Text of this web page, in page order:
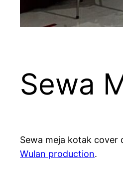
Sewa
Sewa meja kotak cover
Wulan production.